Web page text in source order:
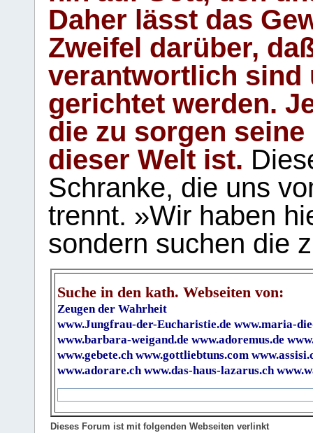
Daher lässt das
Zweifel darüber,
verantwortlich sind
gerichtet werden.
die zu sorgen
dieser Welt ist.
Schranke, die uns
trennt. »Wir haben
sondern suchen die
Suche in den kath. Webseiten von:
Zeugen der Wahrheit
www.Jungfrau-der-Eucharistie.de www.maria-
www.barbara-weigand.de www.adoremus.de
www.gebete.ch www.gottliebtuns.com
www.adorare.ch www.das-haus-lazarus.ch
Dieses Forum ist mit folgenden Webseiten verlinkt